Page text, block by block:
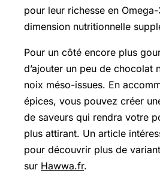
pour leur richesse en
dimension nutritionnelle
Pour un côté encore plus
d’ajouter un peu de chocolat
noix méso-issues. En
épices, vous pouvez créer
de saveurs qui rendra votre
plus attirant. Un article
pour découvrir plus de
sur Hawwa.fr.